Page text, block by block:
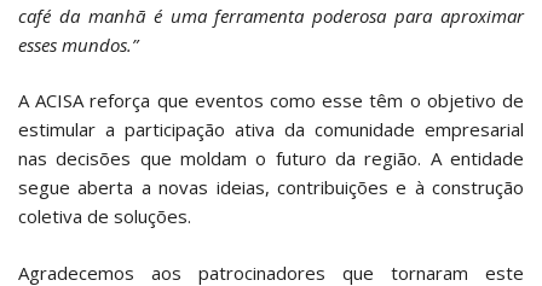
café da manhã é uma ferramenta poderosa para aproximar
esses mundos.”
A ACISA reforça que eventos como esse têm o objetivo de
estimular a participação ativa da comunidade empresarial
nas decisões que moldam o futuro da região. A entidade
segue aberta a novas ideias, contribuições e à construção
coletiva de soluções.
Agradecemos aos patrocinadores que tornaram este